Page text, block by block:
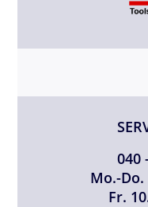
040
Mo.-Do.
Fr.